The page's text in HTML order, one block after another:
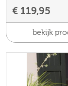
€ 119,95
bekijk